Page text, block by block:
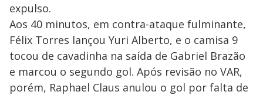
expulso.
Aos 40 minutos, em contra-ataque fulminante,
Félix Torres lançou Yuri Alberto, e o camisa 9
tocou de cavadinha na saída de Gabriel Brazão
e marcou o segundo gol. Após revisão no VAR,
porém, Raphael Claus anulou o gol por falta de